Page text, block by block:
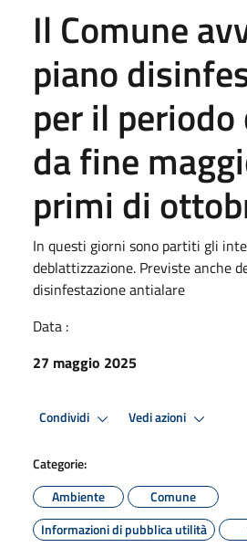
Il Comune
piano
per il periodo
da fine
primi di
In questi giorni sono partiti gli
deblattizzazione. Previste anche
disinfestazione antialare
Data :
27 maggio 2025
Condividi Vedi azioni
Categorie:
Ambiente
Comune
Informazioni di pubblica utilità